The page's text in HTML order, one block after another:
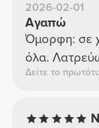
2026-02-01
Αγαπώ
Όμορφη: σε
όλα.
Δείτε το